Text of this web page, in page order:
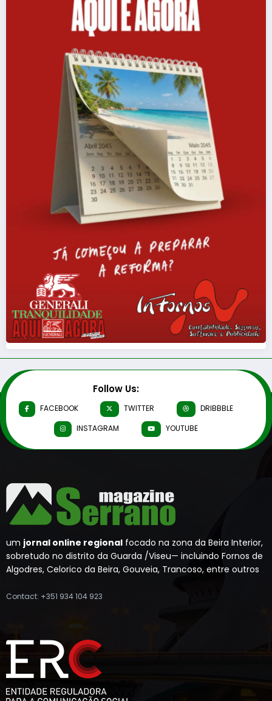
Follow Us:
FACEBOOK TWITTER
DRIBBBLE
INSTAGRAM
YOUTUBE
um jornal online regional focado na zona da Beira Interior,
sobretudo no distrito da Guarda /Viseu— incluindo Fornos de
Algodres, Celorico da Beira, Gouveia, Trancoso, entre outros
Contact: +351 934 104 923